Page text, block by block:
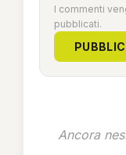
I commenti
pubblicati.
Ancora